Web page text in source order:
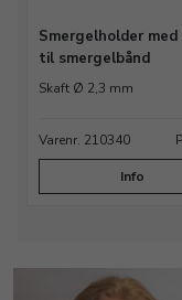
Smergelholder med
til smergelbånd
Skaft Ø 2,3 mm
Varenr. 210340
Info